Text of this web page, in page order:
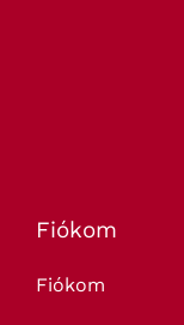
Fiókom
Fiókom